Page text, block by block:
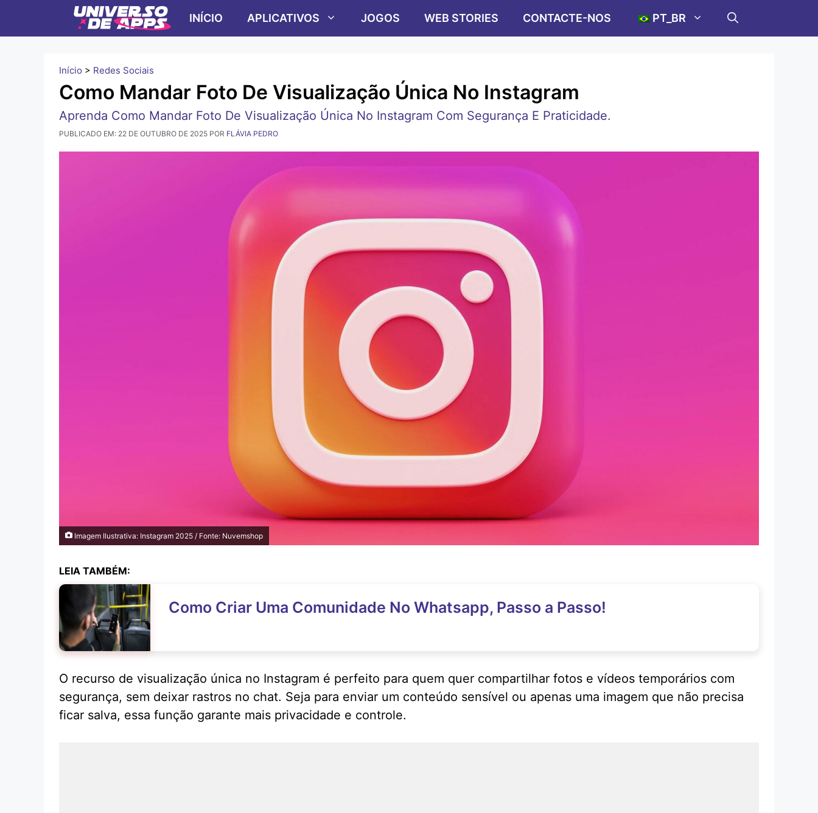
INÍCIO APLICATIVOS JOGOS WEB STORIES CONTACTE-NOS PT_BR
Início > Redes Sociais
Como Mandar Foto De Visualização Única No Instagram
Aprenda Como Mandar Foto De Visualização Única No Instagram Com Segurança E Praticidade.
PUBLICADO EM: 22 DE OUTUBRO DE 2025 POR FLÁVIA PEDRO
Imagem Ilustrativa: Instagram 2025 / Fonte: Nuvemshop
LEIA TAMBÉM:
Como Criar Uma Comunidade No Whatsapp, Passo a Passo!
O recurso de visualização única no Instagram é perfeito para quem quer compartilhar fotos e vídeos temporários com
segurança, sem deixar rastros no chat. Seja para enviar um conteúdo sensível ou apenas uma imagem que não precisa
ficar salva, essa função garante mais privacidade e controle.